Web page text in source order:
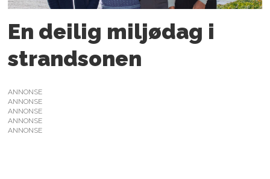
En deilig miljødag i
strandsonen
ANNONSE
ANNONSE
ANNONSE
ANNONSE
ANNONSE